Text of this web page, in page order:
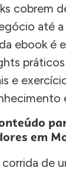
cobrem
até
ebook é
e
em
de